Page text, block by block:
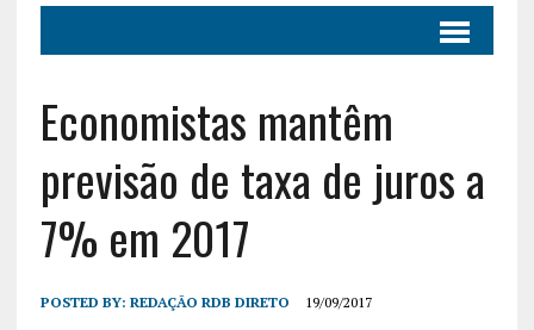
Economistas mantêm
previsão de taxa de juros a
7% em 2017
POSTED BY: REDAÇÃO RDB DIRETO 19/09/2017